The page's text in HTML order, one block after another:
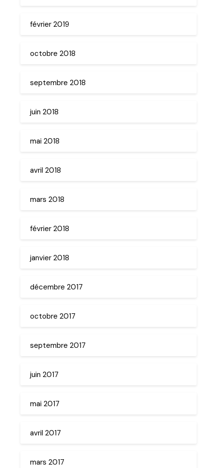
février 2019
octobre 2018
septembre 2018
juin 2018
mai 2018
avril 2018
mars 2018
février 2018
janvier 2018
décembre 2017
octobre 2017
septembre 2017
juin 2017
mai 2017
avril 2017
mars 2017